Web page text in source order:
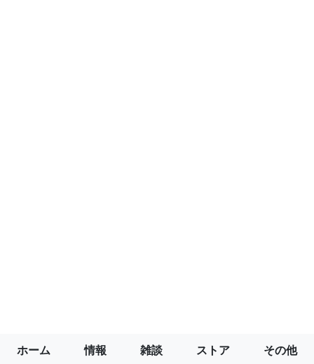
ホーム 情報 雑談 ストア その他